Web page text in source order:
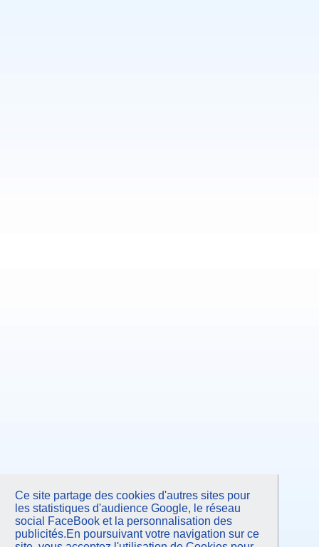
Ce site partage des cookies d'autres sites pour
les statistiques d'audience Google, le réseau
social FaceBook et la personnalisation des
publicités.En poursuivant votre navigation sur ce